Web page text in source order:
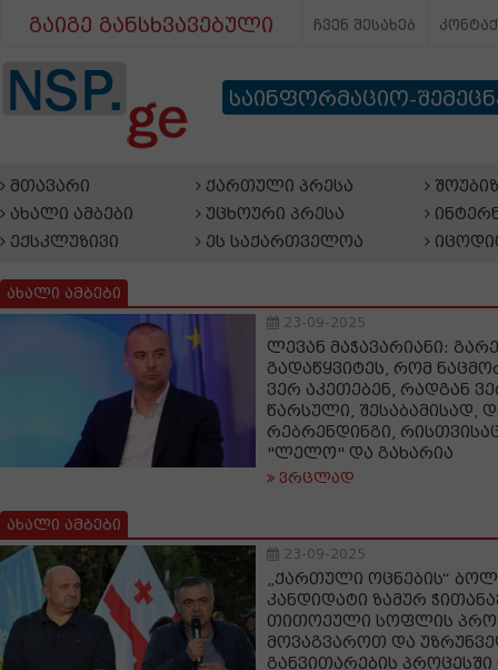
გაიგე განსხვავებული ჩვენ შესახებ
საინფორმაციო-
მთავარი
ახალი ამბები
ექსკლუზივი
ქართული პრესა
უცხოური პრესა
ეს საქართველოა
ახალი ამბები
23-09-2025
ლევან მაჭავარიანი:
გადაწყვიტეს, რომ
ვერ აკეთებენ, რადგან
წარსული, შესაბამისად,
რებრენდინგი,
"ლელო" და გახარია
ვრცლად
ახალი ამბები
23-09-2025
„ქართული ოცნების“
კანდიდატი ზამურ
თითოეული სოფლის
მოვაგვაროთ და
განვითარების